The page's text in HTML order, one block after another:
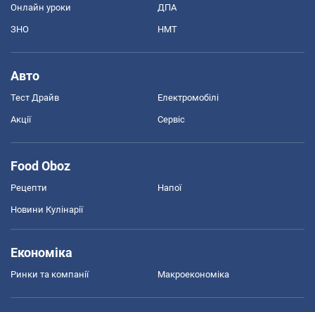
Онлайн уроки ДПА
ЗНО НМТ
Авто
Тест Драйв Електромобілі
Акції Сервіс
Food Oboz
Рецепти Напої
Новини Кулінарії
Економіка
Ринки та компанії Макроекономіка